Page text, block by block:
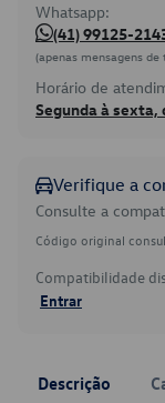
Whatsapp:
(41) 99125-
(apenas mensagens
Horário de
Segunda à sexta,
Verifique a
Consulte a
Código original
Compatibilidade
Entrar
Descrição